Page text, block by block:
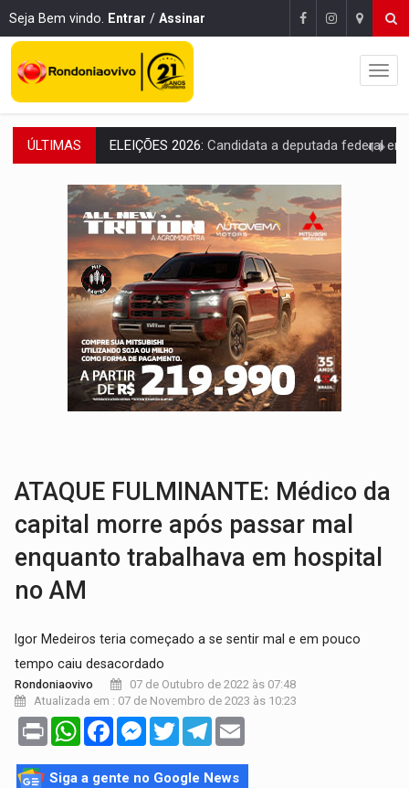
Seja Bem vindo. Entrar / Assinar
ÚLTIMAS VÍDEO:Casal de garimpeiros é preso com mercúrio em estepe,
EDUCAÇÃO BÁSICA:Ideb avança nos anos iniciais do ensino
CONTA DIFÍCIL:Com as novidades na corrida ao Senado as contas
CH4C1NA:Disputa entre PCC e CV deixa dez mortos em cinco
IMUNIZAÇÃO:Prefeitura inicia campanha de multivacinação para crianças
QUIRINUS:Draco faz operação para prender faccionados que atacaram
TRAFICANTE PRESO:Operação Brasil Contra o Crime apreende quase meia
SUPER EL NIÑO:Trabalho inédito vai garantir água potável para
ATAQUE FULMINANTE: Médico da
capital morre após passar mal
enquanto trabalhava em hospital
no AM
Igor Medeiros teria começado a se sentir mal e em pouco
tempo caiu desacordado
Rondoniaovivo
07 de Outubro de 2022 às 07:48
Atualizada em : 07 de Novembro de 2023 às 10:23
Print WhatsAppFacebookMessenger
TwitterTelegram
Siga a gente no Google News